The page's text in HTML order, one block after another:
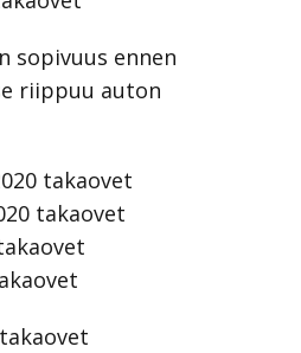
sopivuus ennen
riippuu auton
takaovet
takaovet